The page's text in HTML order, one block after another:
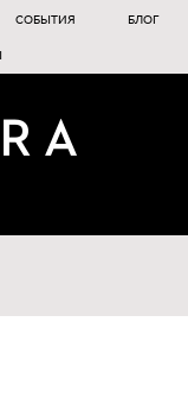
СОБЫТИЯ БЛОГ